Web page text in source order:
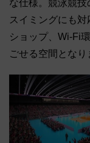
な仕様。競泳競
スイミングにも
ショップ、Wi-Fi
ごせる空間となり